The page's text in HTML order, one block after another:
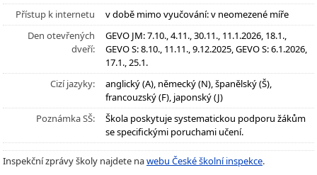
Přístup k internetu
v době mimo vyučování: v neomezené míře
Den otevřených
dveří:
GEVO JM: 7.10., 4.11., 30.11., 11.1.2026, 18.1.,
GEVO S: 8.10., 11.11., 9.12.2025, GEVO S: 6.1.2026,
17.1., 25.1.
Cizí jazyky:
anglický (A), německý (N), španělský (Š),
francouzský (F), japonský (J)
Poznámka SŠ:
Škola poskytuje systematickou podporu žákům
se specifickými poruchami učení.
Inspekční zprávy školy najdete nawebu České školní inspekce.